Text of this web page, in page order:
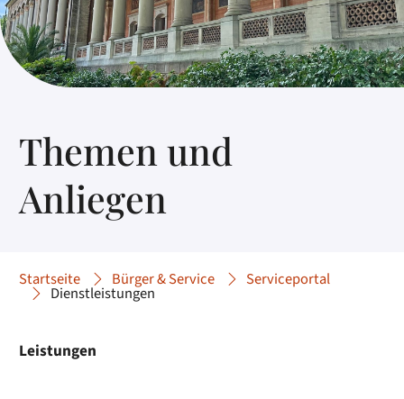
Themen und
Anliegen
Startseite Bürger & Service Serviceportal
Dienstleistungen
Leistungen